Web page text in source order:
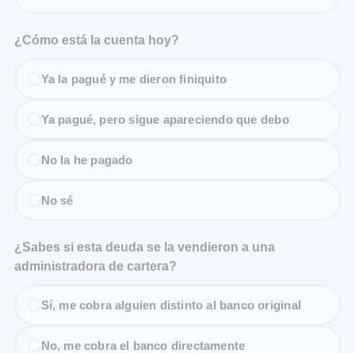
¿Cómo está la cuenta hoy?
Ya la pagué y me dieron finiquito
Ya pagué, pero sigue apareciendo que debo
No la he pagado
No sé
¿Sabes si esta deuda se la vendieron a una
administradora de cartera?
Sí, me cobra alguien distinto al banco original
No, me cobra el banco directamente